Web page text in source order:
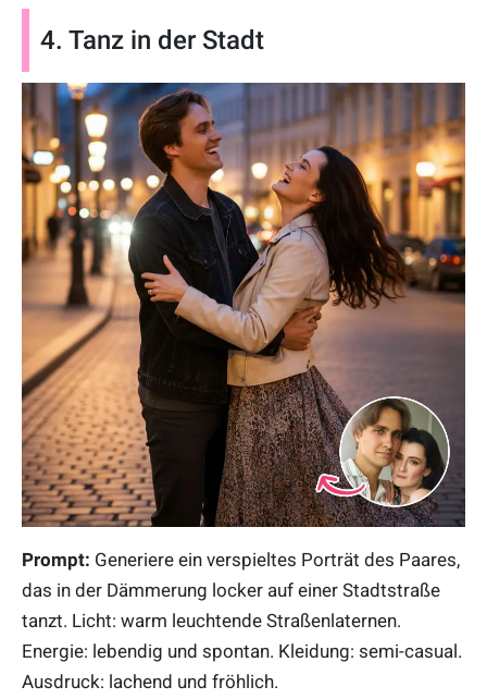
4. Tanz in der Stadt
Prompt: Generiere ein verspieltes Porträt des Paares,
das in der Dämmerung locker auf einer Stadtstraße
tanzt. Licht: warm leuchtende Straßenlaternen.
Energie: lebendig und spontan. Kleidung: semi-casual.
Ausdruck: lachend und fröhlich.